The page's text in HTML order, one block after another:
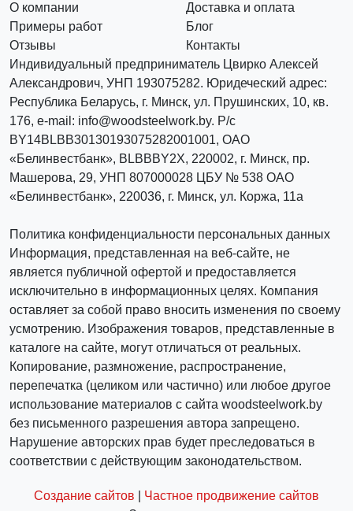
О компании
Доставка и оплата
Примеры работ
Блог
Отзывы
Контакты
Индивидуальный предприниматель Цвирко Алексей
Александрович, УНП 193075282. Юридеческий адрес:
Республика Беларусь, г. Минск, ул. Прушинских, 10, кв.
176, e-mail: info@woodsteelwork.by. Р/с
BY14BLBB30130193075282001001, ОАО
«Белинвестбанк», BLBBBY2X, 220002, г. Минск, пр.
Машерова, 29, УНП 807000028 ЦБУ № 538 ОАО
«Белинвестбанк», 220036, г. Минск, ул. Коржа, 11а
Политика конфиденциальности персональных данных
Информация, представленная на веб-сайте, не
является публичной офертой и предоставляется
исключительно в информационных целях. Компания
оставляет за собой право вносить изменения по своему
усмотрению. Изображения товаров, представленные в
каталоге на сайте, могут отличаться от реальных.
Копирование, размножение, распространение,
перепечатка (целиком или частично) или любое другое
использование материалов с сайта woodsteelwork.by
без письменного разрешения автора запрещено.
Нарушение авторских прав будет преследоваться в
соответствии с действующим законодательством.
Создание сайтов
Частное продвижение сайтов